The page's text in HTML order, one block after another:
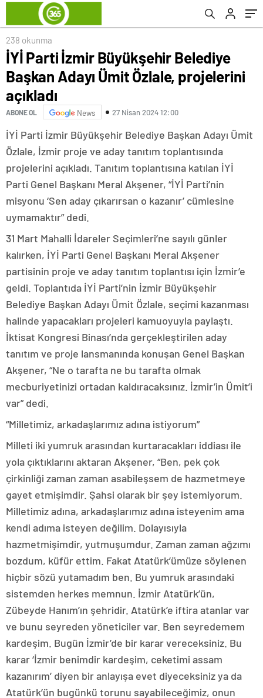
238 okunma
İYİ Parti İzmir Büyükşehir Belediye
Başkan Adayı Ümit Özlale, projelerini
açıkladı
ABONE OL News 27 Nisan 2024 12:00
İYİ Parti İzmir Büyükşehir Belediye Başkan Adayı Ümit
Özlale, İzmir proje ve aday tanıtım toplantısında
projelerini açıkladı. Tanıtım toplantısına katılan İYİ
Parti Genel Başkanı Meral Akşener, “İYİ Parti’nin
misyonu ‘Sen aday çıkarırsan o kazanır’ cümlesine
uymamaktır” dedi.
31 Mart Mahalli İdareler Seçimleri’ne sayılı günler
kalırken, İYİ Parti Genel Başkanı Meral Akşener
partisinin proje ve aday tanıtım toplantısı için İzmir’e
geldi. Toplantıda İYİ Parti’nin İzmir Büyükşehir
Belediye Başkan Adayı Ümit Özlale, seçimi kazanması
halinde yapacakları projeleri kamuoyuyla paylaştı.
İktisat Kongresi Binası’nda gerçekleştirilen aday
tanıtım ve proje lansmanında konuşan Genel Başkan
Akşener, “Ne o tarafta ne bu tarafta olmak
mecburiyetinizi ortadan kaldıracaksınız. İzmir’in Ümit’i
var” dedi.
“Milletimiz, arkadaşlarımız adına istiyorum”
Milleti iki yumruk arasından kurtaracakları iddiası ile
yola çıktıklarını aktaran Akşener, “Ben, pek çok
çirkinliği zaman zaman asabileşsem de hazmetmeye
gayet etmişimdir. Şahsi olarak bir şey istemiyorum.
Milletimiz adına, arkadaşlarımız adına isteyenim ama
kendi adıma isteyen değilim. Dolayısıyla
hazmetmişimdir, yutmuşumdur. Zaman zaman ağzımı
bozdum, küfür ettim. Fakat Atatürk’ümüze söylenen
hiçbir sözü yutamadım ben. Bu yumruk arasındaki
sistemden herkes memnun. İzmir Atatürk’ün,
Zübeyde Hanım’ın şehridir. Atatürk’e iftira atanlar var
ve bunu seyreden yöneticiler var. Ben seyredemem
kardeşim. Bugün İzmir’de bir karar vereceksiniz. Bu
karar ‘İzmir benimdir kardeşim, ceketimi assam
kazanırım’ diyen bir anlayışa evet diyeceksiniz ya da
Atatürk’ün bugünkü torunu sayabileceğimiz, onun